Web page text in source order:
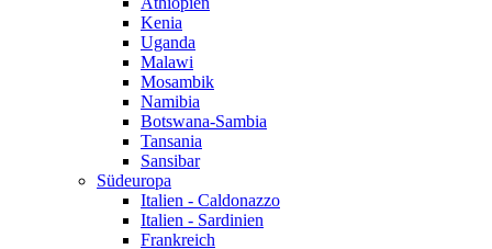
Kenia
Uganda
Malawi
Mosambik
Namibia
Botswana-Sambia
Tansania
Sansibar
Südeuropa
Italien - Caldonazzo
Italien - Sardinien
Frankreich